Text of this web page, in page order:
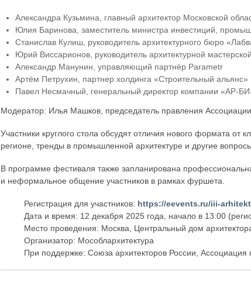
Александра Кузьмина, главный архитектор Московской
Юлия Баринова, заместитель министра инвестиций,
Станислав Кулиш, руководитель архитектурного бюро
Юрий Виссарионов, руководитель архитектурной
Александр Манунин, управляющий партнёр Parametr
Артём Петрухин, партнер холдинга «Строительный альянс»
Павел Несмачный, генеральный директор компании «АР-
Модератор: Илья Машков, председатель правления
Участники круглого стола обсудят отличия нового формата от
регионе, тренды в промышленной архитектуре и другие
В программе фестиваля также запланирована
и неформальное общение участников в рамках фуршета.
Регистрация для участников: https://eevents.ru/iii-
Дата и время: 12 декабря 2025 года, начало в 13:00
Место проведения: Москва, Центральный дом
Организатор: Мособлархитектура
При поддержке: Союза архитекторов России,